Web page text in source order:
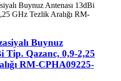
Buynuz
Tip. Qazanc, 0,9-2,25
RM-CPHA09225-